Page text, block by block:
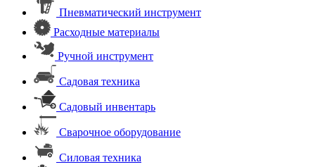
Пневматический инструмент
Расходные материалы
Ручной инструмент
Садовая техника
Садовый инвентарь
Сварочное оборудование
Силовая техника